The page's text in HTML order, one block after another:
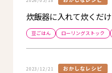
炊飯器に入れて炊くだ
豆ごはん ローリングストック
2023/12/21 おかしなレシピ